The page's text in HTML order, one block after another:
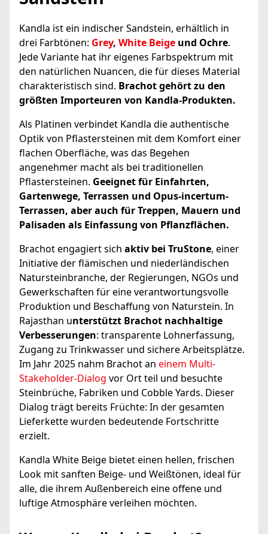
Kandla ist ein indischer Sandstein, erhältlich in
drei Farbtönen: Grey, White Beige und Ochre.
Jede Variante hat ihr eigenes Farbspektrum mit
den natürlichen Nuancen, die für dieses Material
charakteristisch sind. Brachot gehört zu den
größten Importeuren von Kandla-Produkten.
Als Platinen verbindet Kandla die authentische
Optik von Pflastersteinen mit dem Komfort einer
flachen Oberfläche, was das Begehen
angenehmer macht als bei traditionellen
Pflastersteinen. Geeignet für Einfahrten,
Gartenwege, Terrassen und Opus-incertum-
Terrassen, aber auch für Treppen, Mauern und
Palisaden als Einfassung von Pflanzflächen.
Brachot engagiert sich aktiv bei TruStone, einer
Initiative der flämischen und niederländischen
Natursteinbranche, der Regierungen, NGOs und
Gewerkschaften für eine verantwortungsvolle
Produktion und Beschaffung von Naturstein. In
Rajasthan unterstützt Brachot nachhaltige
Verbesserungen: transparente Lohnerfassung,
Zugang zu Trinkwasser und sichere Arbeitsplätze.
Im Jahr 2025 nahm Brachot an einem Multi-
Stakeholder-Dialog vor Ort teil und besuchte
Steinbrüche, Fabriken und Cobble Yards. Dieser
Dialog trägt bereits Früchte: In der gesamten
Lieferkette wurden bedeutende Fortschritte
erzielt.
Kandla White Beige bietet einen hellen, frischen
Look mit sanften Beige- und Weißtönen, ideal für
alle, die ihrem Außenbereich eine offene und
luftige Atmosphäre verleihen möchten.